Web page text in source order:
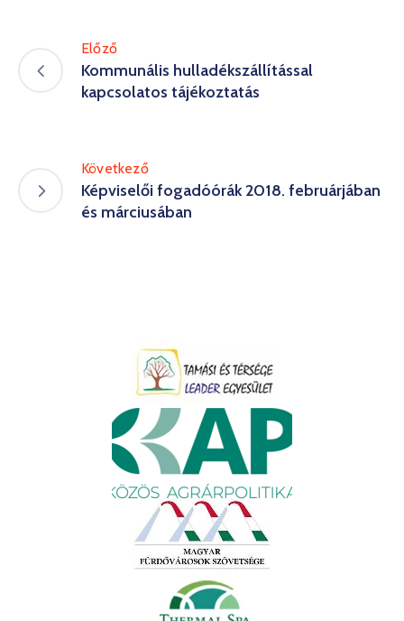
Előző
Kommunális hulladékszállítással
kapcsolatos tájékoztatás
Következő
Képviselői fogadóórák 2018. februárjában
és márciusában